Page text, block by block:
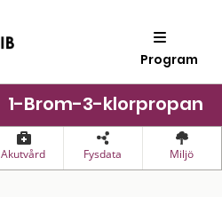
Program
1-Brom-3-klorpropan
Akutvård Fysdata Miljö